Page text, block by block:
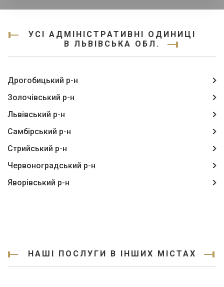
УСІ АДМІНІСТРАТИВНІ ОДИНИЦІ
В ЛЬВІВСЬКА ОБЛ.
Дрогобицький р-н
Золочівський р-н
Львівський р-н
Самбірський р-н
Стрийський р-н
Червоноградський р-н
Яворівський р-н
НАШІ ПОСЛУГИ В ІНШИХ МІСТАХ